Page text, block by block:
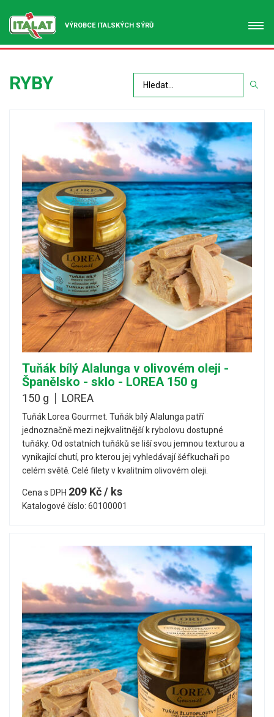
VÝROBCE ITALSKÝCH SÝRŮ
RYBY
Tuňák bílý Alalunga v olivovém oleji -
Španělsko - sklo - LOREA 150 g
150 g LOREA
Tuňák Lorea Gourmet. Tuňák bílý Alalunga patří
jednoznačně mezi nejkvalitnější k rybolovu dostupné
tuňáky. Od ostatních tuňáků se liší svou jemnou texturou a
vynikající chutí, pro kterou jej vyhledávají šéfkuchaři po
celém světě. Celé filety v kvalitním olivovém oleji.
Cena s DPH 209 Kč / ks
Katalogové číslo: 60100001